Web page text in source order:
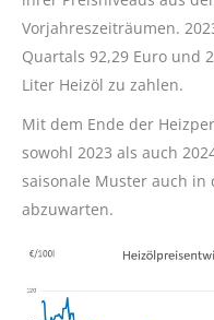
Vorjahreszeiträumen.
Quartals 92,29 Euro und
Liter Heizöl zu zahlen.
Mit dem Ende der
sowohl 2023 als auch
saisonale Muster auch
abzuwarten.